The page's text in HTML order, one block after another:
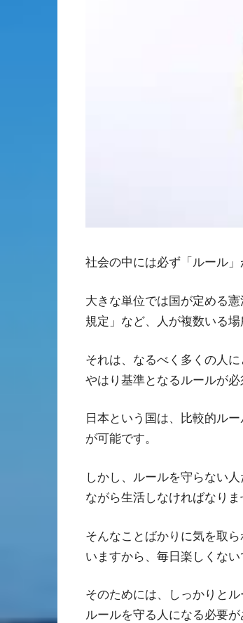
社会の中には必ず「ルール」
大きな単位では国が定める
規定」など、人が複数いる
それは、なるべく多くの人
やはり基準となるルールが必
日本という国は、比較的ル
が可能です。
しかし、ルールを守らない
ながら生活しなければなりま
そんなことばかりに気を取
いますから、毎日楽しくない
そのためには、しっかりと
ルールを守る人になる必要が